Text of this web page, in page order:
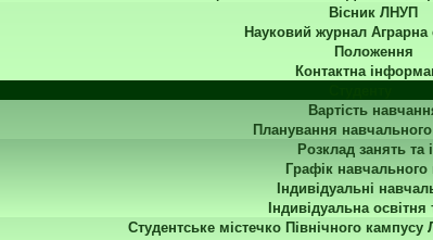
Вісник ЛНУП
Науковий журнал Аграрна
Положення
Контактна
Вартість
Планування
Розклад занять та
Графік навчального
Індивідуальні
Індивідуальна освітня
Студентське містечко Північного